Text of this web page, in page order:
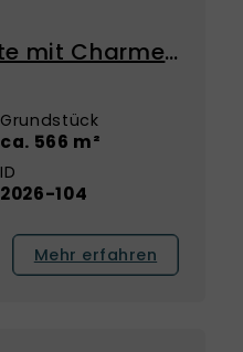
Doppelhaushälfte mit Charme und Platz für Ihre Wohnideen in Oldenburg
Grundstück
ca. 566 m²
ID
2026-104
Mehr erfahren